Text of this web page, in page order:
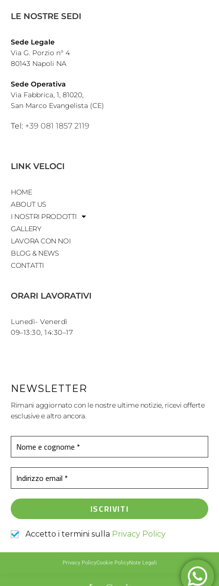
LE NOSTRE SEDI
Sede Legale
Via G. Porzio n° 4
80143 Napoli NA
Sede Operativa
Via Fabbrica, 1, 81020,
San Marco Evangelista (CE)
Tel: +39 081 1857 2119
LINK VELOCI
HOME
ABOUT US
I NOSTRI PRODOTTI
GALLERY
LAVORA CON NOI
BLOG & NEWS
CONTATTI
ORARI LAVORATIVI
Lunedì- Venerdì
09–13:30, 14:30–17
NEWSLETTER
Rimani aggiornato con le nostre ultime notizie, ricevi offerte
esclusive e altro ancora.
Accetto i termini sulla Privacy Policy
Privacy PolicyCookie PolicyNote Legali